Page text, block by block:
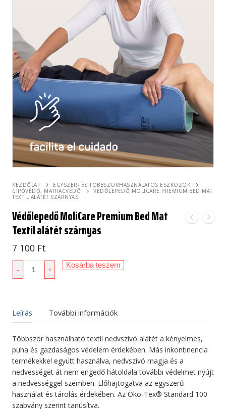
KEZDŐLAP
EGYSZER- ÉS TÖBBSZÖRHASZNÁLATOS ESZKÖZÖK
CIPŐVÉDŐ, MATRACVÉDŐ
VÉDŐLEPEDŐ MOLICARE PREMIUM BED MAT
TEXTIL ALÁTÉT SZÁRNYAS
Védőlepedő MoliCare Premium Bed Mat
Textil alátét szárnyas
7 100 Ft
Védőlepedő
MoliCare
Mat
Textil
szárnyas
mennyiség
- +
Kosárba teszem
Leírás További információk
Többször használható textil nedvszívó alátét a kényelmes,
puha és gazdaságos védelem érdekében. Más inkontinencia
termékekkel együtt használva, nedvszívó magja és a
nedvességet át nem engedő hátoldala további védelmet nyújt
a nedvességgel szemben. Előhajtogatva az egyszerű
használat és tárolás érdekében. Az Öko-Tex® Standard 100
szabvány szerint tanúsítva.